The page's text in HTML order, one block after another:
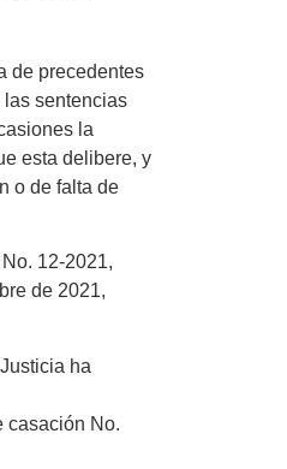
de precedentes
sentencias
la
esta delibere, y
o de falta de
12-2021,
de 2021,
ha
casación No.